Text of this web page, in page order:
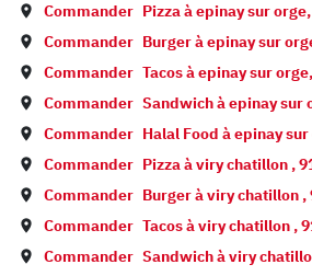
Commander Pizza àepinay sur orge,
Commander Burger àepinay sur
Commander Tacos àepinay sur orge,
Commander Sandwich àepinay sur
Commander Halal Food àepinay
Commander Pizza àviry chatillon ,
Commander Burger àviry chatillon ,
Commander Tacos àviry chatillon ,
Commander Sandwich àviry